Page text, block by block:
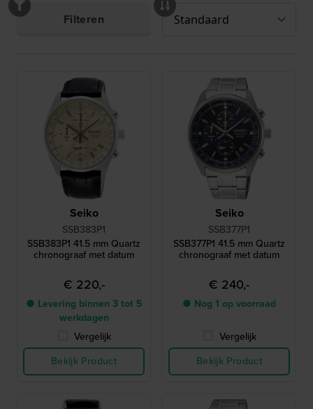
Filteren
Seiko
SSB383P1
SSB383P1 41.5 mm Quartz
chronograaf met datum
€ 220,-
● Levering binnen 3 tot 5
werkdagen
Vergelijk
Bekijk Product
Seiko
SSB377P1
SSB377P1 41.5 mm Quartz
chronograaf met datum
€ 240,-
● Nog 1 op voorraad
Vergelijk
Bekijk Product